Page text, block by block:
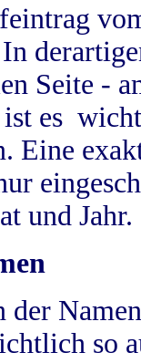
Seite -
es
Eine
und Jahr.
der
so